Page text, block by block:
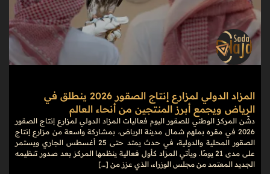
المزاد الدولي لمزارع إنتاج الصقور 2026 ينطلق في
الرياض ويجمع أبرز المنتجين من أنحاء العالم
دشّن المركز الوطني للصقور اليوم فعاليات المزاد الدولي لمزارع إنتاج الصقور
2026 في مقره بملهم شمال مدينة الرياض، بمشاركة واسعة من مزارع إنتاج
الصقور المحلية والدولية، في حدث يمتد حتى 25 أغسطس الجاري ويستمر
على مدى 21 يومًا. ويأتي المزاد كأول فعالية ينظمها المركز بعد صدور تنظيمه
الجديد المعتمد من مجلس الوزراء، الذي عزز من […]